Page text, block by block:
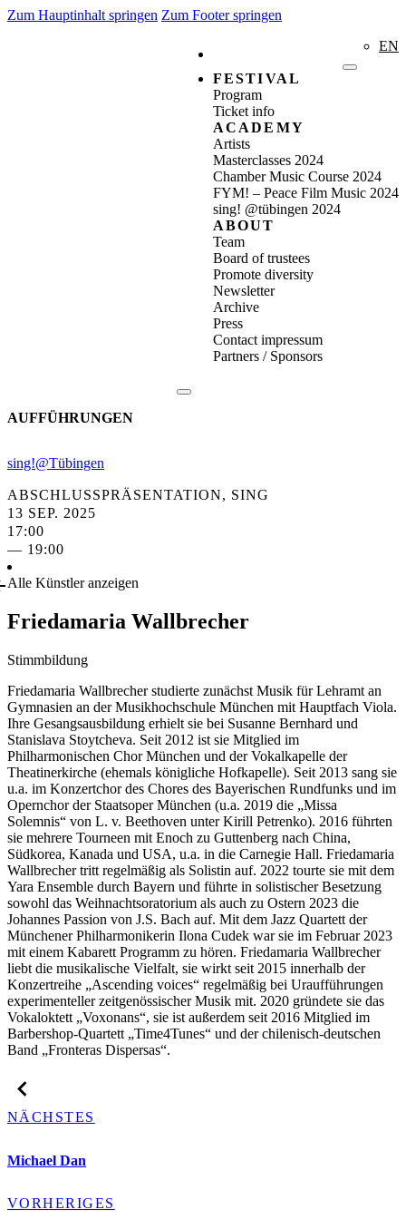
Zum Hauptinhalt springen Zum Footer springen
EN
FESTIVAL
Program
Ticket info
ACADEMY
Artists
Masterclasses 2024
Chamber Music Course 2024
FYM! – Peace Film Music 2024
sing! @tübingen 2024
ABOUT
Team
Board of trustees
Promote diversity
Newsletter
Archive
Press
Contact impressum
Partners / Sponsors
AUFFÜHRUNGEN
sing!@Tübingen
ABSCHLUSSPRÄSENTATION, SING
13 SEP. 2025
17:00
— 19:00
Alle Künstler anzeigen
Friedamaria Wallbrecher
Stimmbildung
Friedamaria Wallbrecher studierte zunächst Musik für Lehramt an
Gymnasien an der Musikhochschule München mit Hauptfach Viola.
Ihre Gesangsausbildung erhielt sie bei Susanne Bernhard und
Stanislava Stoytcheva. Seit 2012 ist sie Mitglied im
Philharmonischen Chor München und der Vokalkapelle der
Theatinerkirche (ehemals königliche Hofkapelle). Seit 2013 sang sie
u.a. im Konzertchor des Chores des Bayerischen Rundfunks und im
Opernchor der Staatsoper München (u.a. 2019 die „Missa
Solemnis“ von L. v. Beethoven unter Kirill Petrenko). 2016 führten
sie mehrere Tourneen mit Enoch zu Guttenberg nach China,
Südkorea, Kanada und USA, u.a. in die Carnegie Hall. Friedamaria
Wallbrecher tritt regelmäßig als Solistin auf. 2022 tourte sie mit dem
Yara Ensemble durch Bayern und führte in solistischer Besetzung
sowohl das Weihnachtsoratorium als auch zu Ostern 2023 die
Johannes Passion von J.S. Bach auf. Mit dem Jazz Quartett der
Münchener Philharmonikerin Ilona Cudek war sie im Februar 2023
mit einem Kabarett Programm zu hören. Friedamaria Wallbrecher
liebt die musikalische Vielfalt, sie wirkt seit 2015 innerhalb der
Konzertreihe „Ascending voices“ regelmäßig bei Uraufführungen
experimenteller zeitgenössischer Musik mit. 2020 gründete sie das
Vokaloktett „Voxonans“, sie ist außerdem seit 2016 Mitglied im
Barbershop-Quartett „Time4Tunes“ und der chilenisch-deutschen
Band „Fronteras Dispersas“.
NÄCHSTES
Michael Dan
VORHERIGES